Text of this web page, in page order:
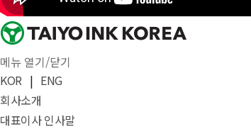
메뉴 열기/닫기
KOR | ENG
회사소개
대표이사 인사말